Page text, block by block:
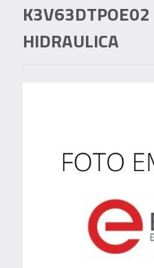
K3V63DTPOE02
HIDRAULICA